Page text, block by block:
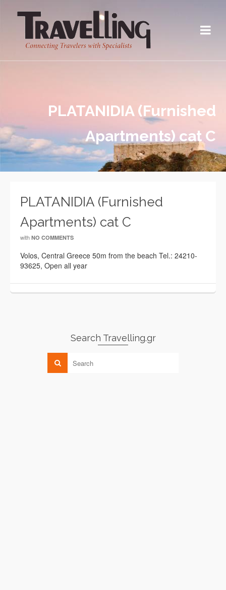
PLATANIDIA (Furnished
Apartments) cat C
PLATANIDIA (Furnished
Apartments) cat C
with NO COMMENTS
Volos, Central Greece 50m from the beach Tel.: 24210-
93625, Open all year
Search Travelling.gr